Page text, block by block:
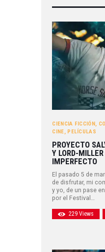
CIENCIA FICCIÓN ,
CINE, PELÍCULAS
PROYECTO
Y LORD-
IMPERFECTO
El pasado 5 de
de disfrutar, mi
y yo, de un pase
por el Festival…
229 Views